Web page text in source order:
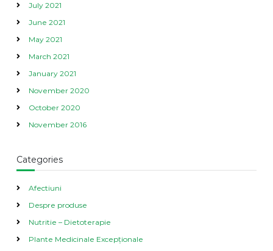
July 2021
June 2021
May 2021
March 2021
January 2021
November 2020
October 2020
November 2016
Categories
Afectiuni
Despre produse
Nutritie – Dietoterapie
Plante Medicinale Excepționale